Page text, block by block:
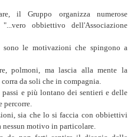
il Gruppo organizza numerose
obbiettivo dell'Associazione
sono le motivazioni che spingono a
polmoni, ma lascia alla mente la
da soli che in compagnia.
e più lontano dei sentieri e delle
percorre.
sia che lo si faccia con obbiettivi
nessun motivo in particolare.